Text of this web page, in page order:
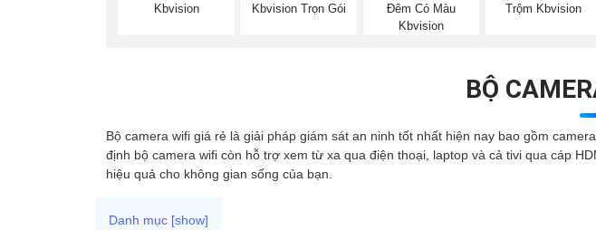
Kbvision
Kbvision Trọn Gói
Đêm Có Màu
Kbvision
Trộm Kbvision
BỘ
Bộ camera wifi giá rẻ là giải pháp giám sát an ninh tốt nhất hiện nay bao gồm
định bộ camera wifi còn hỗ trợ xem từ xa qua điện thoại, laptop và cả tivi qua cáp
hiệu quả cho không gian sống của bạn.